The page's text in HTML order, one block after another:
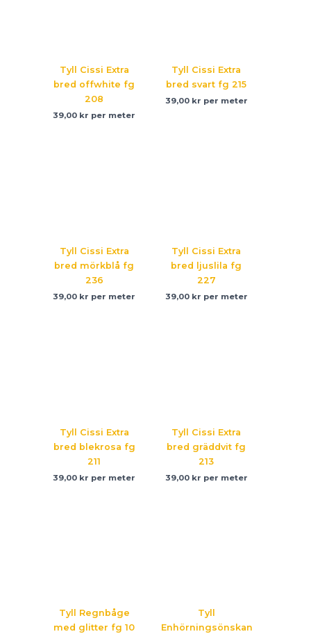
Tyll Cissi Extra
bred offwhite fg
208
39,00 kr per meter
Tyll Cissi Extra
bred svart fg 215
39,00 kr per meter
Tyll Cissi Extra
bred mörkblå fg
236
39,00 kr per meter
Tyll Cissi Extra
bred ljuslila fg
227
39,00 kr per meter
Tyll Cissi Extra
bred blekrosa fg
211
39,00 kr per meter
Tyll Cissi Extra
bred gräddvit fg
213
39,00 kr per meter
Tyll Regnbåge
med glitter fg 10
Tyll
Enhörningsönskan